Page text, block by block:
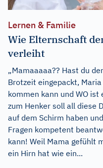
Lernen & Familie
Wie Elternschaft
verleiht
„Mamaaaaa?? Hast du
Brotzeit eingepackt,
kommen kann und WO ist
zum Henker soll all diese
auf dem Schirm haben
Fragen kompetent
kann! Weil Mama gefühlt
ein Hirn hat wie ein...